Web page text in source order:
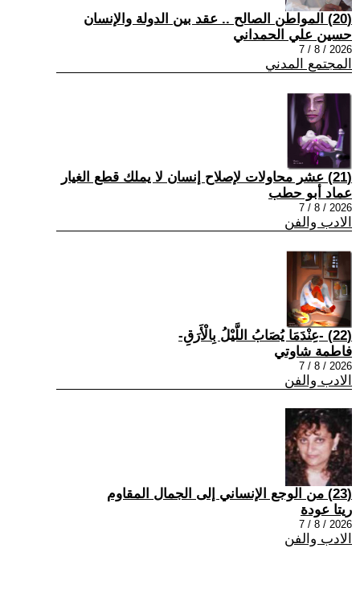
(20) المواطن الصالح .. عقد بين الدولة والإنسان
حسين علي الحمداني
2026 / 8 / 7
المجتمع المدني
(21) عشر محاولات لإصلاح إنسان لا يملك قطع الغيار
عماد أبو حطب
2026 / 8 / 7
الادب والفن
(22) -عِنْدَمَا يُصَابُ اللَّيْلُ بِالْأَرَقِ-
فاطمة شاوتي
2026 / 8 / 7
الادب والفن
(23) من الوجع الإنساني إلى الجمال المقاوم
ريتا عودة
2026 / 8 / 7
الادب والفن